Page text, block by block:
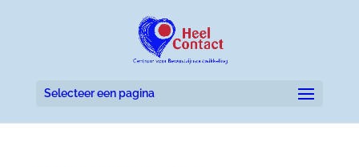
Selecteer een pagina